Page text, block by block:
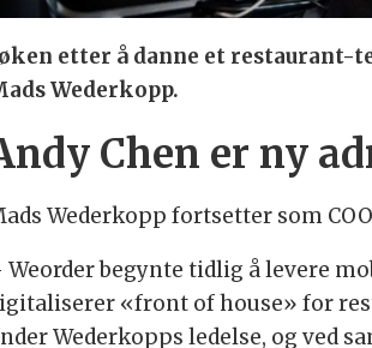
etter å danne et restaurant-
Wederkopp.
Chen er ny
Wederkopp fortsetter som
Weorder begynte tidlig å levere
«front of house» for
Wederkopps ledelse, og ved